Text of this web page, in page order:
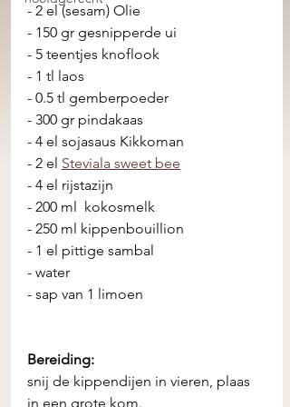
- 2 el (sesam) Olie
- 150 gr gesnipperde ui
- 5 teentjes knoflook
- 1 tl laos
- 0.5 tl gemberpoeder
- 300 gr pindakaas
- 4 el sojasaus Kikkoman
- 2 el Steviala sweet bee
- 4 el rijstazijn
- 200 ml  kokosmelk
- 250 ml kippenbouillion
- 1 el pittige sambal
- water
- sap van 1 limoen
Bereiding:
snij de kippendijen in vieren, plaas
in een grote kom.